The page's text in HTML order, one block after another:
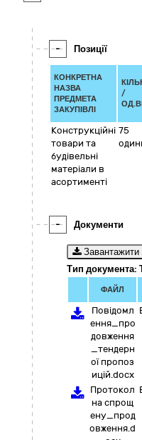
- Позиції
КОНКРЕТНА
НАЗВА
ПРЕДМЕТА
ЗАКУПІВЛІ
/
Конструкційні
товари та
будівельні
матеріали в
асортименті
75
- Документи
Завантажити
Тип документа:
ФАЙЛ
Повідомл
ення_про
довження
_тендерн
ої пропоз
ицій.docx
Протокол
на спрощ
ену_прод
овження.d